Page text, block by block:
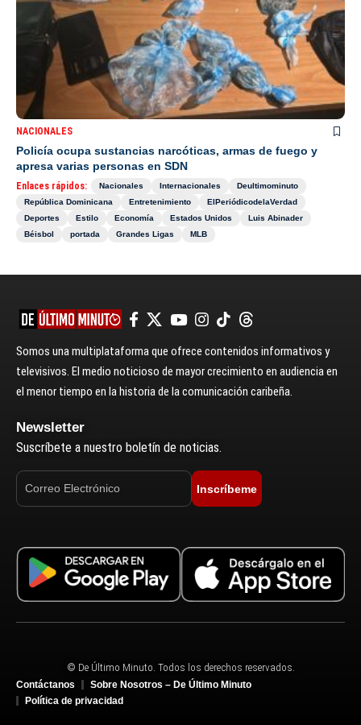
NACIONALES
Policía ocupa sustancias narcóticas, armas de fuego y
apresa varias personas en SDN
Enlaces rápidos: Nacionales Internacionales
Deultimominuto
República Dominicana
Entretenimiento
ElPeriódicodelaVerdad
Deportes
Estilo Economía Estados Unidos
Luis Abinader
Béisbol
portada Grandes Ligas MLB
Somos una multiplataforma que ofrece contenidos informativos y
televisivos. El medio noticioso de mayor crecimiento en audiencia en
el menor tiempo en la historia de la comunicación caribeña.
Newsletter
Suscríbete a nuestro boletín de noticias.
Inscríbeme
© De Último Minuto. Todos los derechos reservados.
Contáctanos
Sobre Nosotros – De Último Minuto
Política de privacidad